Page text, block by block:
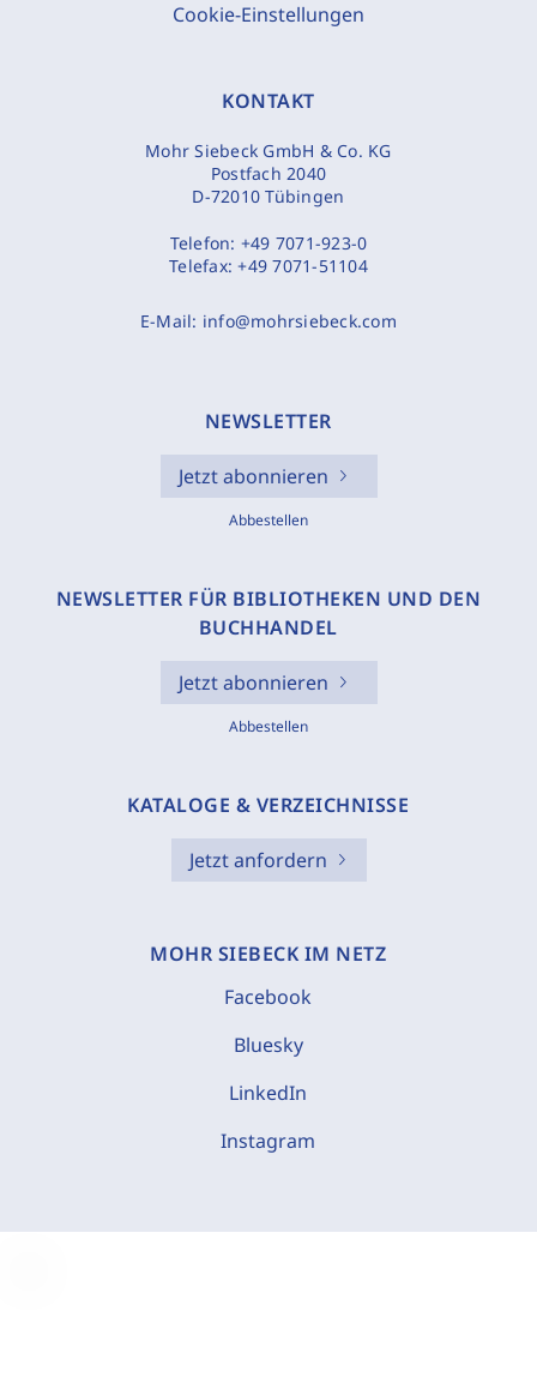
Cookie-Einstellungen
KONTAKT
Mohr Siebeck GmbH & Co. KG
Postfach 2040
D-72010 Tübingen
Telefon: +49 7071-923-0
Telefax:+49 7071-51104
E-Mail: info@mohrsiebeck.com
NEWSLETTER
Jetzt abonnieren
Abbestellen
NEWSLETTER FÜR BIBLIOTHEKEN UND DEN
BUCHHANDEL
Jetzt abonnieren
Abbestellen
KATALOGE & VERZEICHNISSE
Jetzt anfordern
MOHR SIEBECK IM NETZ
Facebook
Bluesky
LinkedIn
Instagram